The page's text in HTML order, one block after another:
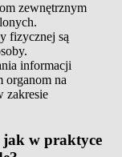
zewnętrznym
fizycznej są
informacji
organom na
zakresie
jak w praktyce